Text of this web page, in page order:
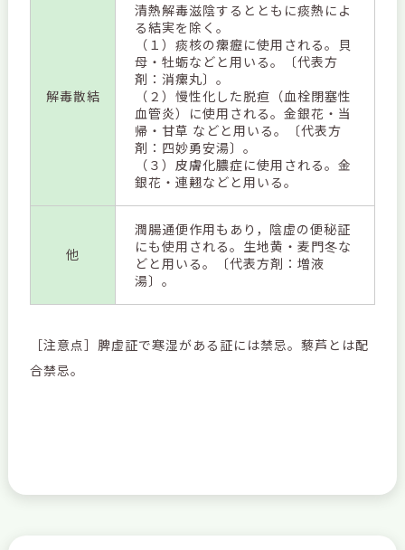
解毒散結
清熱解毒滋陰するとともに痰熱によ
る結実を除く。
（１）痰核の瘰癧に使用される。貝
母・牡蛎などと用いる。〔代表方
剤：消瘰丸〕。
（２）慢性化した脱疸（血栓閉塞性
血管炎）に使用される。金銀花・当
帰・甘草 などと用いる。〔代表方
剤：四妙勇安湯〕。
（３）皮膚化膿症に使用される。金
銀花・連翹などと用いる。
他
潤腸通便作用もあり，陰虚の便秘証
にも使用される。生地黄・麦門冬な
どと用いる。〔代表方剤：増液
湯〕。
［注意点］脾虚証で寒湿がある証には禁忌。藜芦とは配
合禁忌。